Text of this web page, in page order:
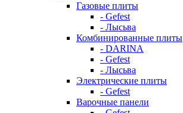
Газовые плиты
- Gefest
- Лысьва
Комбинированные плиты
- DARINA
- Gefest
- Лысьва
Электрические плиты
- Gefest
Варочные панели